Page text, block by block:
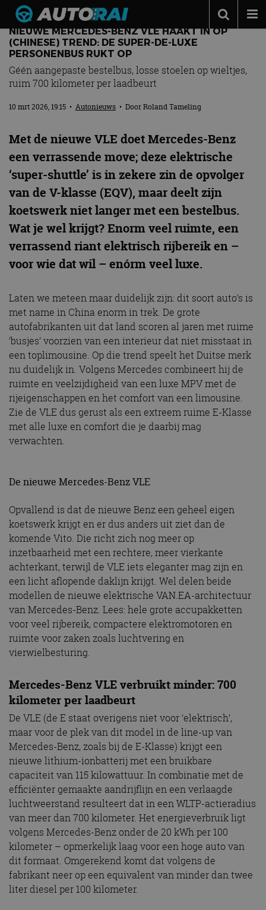
Autonieuws
Autotests
Automerken
Contact
MotorRAI.nl
NIEUWE MERCEDES-BENZ VLE HAAKT IN OP
(CHINESE) TREND: DE SUPER-DE-LUXE
PERSONENBUS RUKT OP
Géén aangepaste bestelbus, losse stoelen op wieltjes,
ruim 700 kilometer per laadbeurt
10 mrt 2026, 19:15 • Autonieuws • DoorRoland Tameling
Met de nieuwe VLE doet Mercedes-Benz
een verrassende move; deze elektrische
‘super-shuttle’ is in zekere zin de opvolger
van de V-klasse (EQV), maar deelt zijn
koetswerk niet langer met een bestelbus.
Wat je wel krijgt? Enorm veel ruimte, een
verrassend riant elektrisch rijbereik en –
voor wie dat wil – enórm veel luxe.
Laten we meteen maar duidelijk zijn: dit soort auto’s is
met name in China enorm in trek. De grote
autofabrikanten uit dat land scoren al jaren met ruime
‘busjes’ voorzien van een interieur dat niet misstaat in
een toplimousine. Op die trend speelt het Duitse merk
nu duidelijk in. Volgens Mercedes combineert hij de
ruimte en veelzijdigheid van een luxe MPV met de
rijeigenschappen en het comfort van een limousine.
Zie de VLE dus gerust als een extreem ruime E-Klasse
met alle luxe en comfort die je daarbij mag
verwachten.
De nieuwe Mercedes-Benz VLE
Opvallend is dat de nieuwe Benz een geheel eigen
koetswerk krijgt en er dus anders uit ziet dan de
komende Vito. Die richt zich nog meer op
inzetbaarheid met een rechtere, meer vierkante
achterkant, terwijl de VLE iets eleganter mag zijn en
een licht aflopende daklijn krijgt. Wel delen beide
modellen de nieuwe elektrische VAN.EA-architectuur
van Mercedes-Benz. Lees: hele grote accupakketten
voor veel rijbereik, compactere elektromotoren en
ruimte voor zaken zoals luchtvering en
vierwielbesturing.
Mercedes-Benz VLE verbruikt minder: 700
kilometer per laadbeurt
De VLE (de E staat overigens niet voor ‘elektrisch’,
maar voor de plek van dit model in de line-up van
Mercedes-Benz, zoals bij de E-Klasse) krijgt een
nieuwe lithium-ionbatterij met een bruikbare
capaciteit van 115 kilowattuur. In combinatie met de
efficiënter gemaakte aandrijflijn en een verlaagde
luchtweerstand resulteert dat in een WLTP-actieradius
van meer dan 700 kilometer. Het energieverbruik ligt
volgens Mercedes-Benz onder de 20 kWh per 100
kilometer – opmerkelijk laag voor een hoge auto van
dit formaat. Omgerekend komt dat volgens de
fabrikant neer op een equivalent van minder dan twee
liter diesel per 100 kilometer.